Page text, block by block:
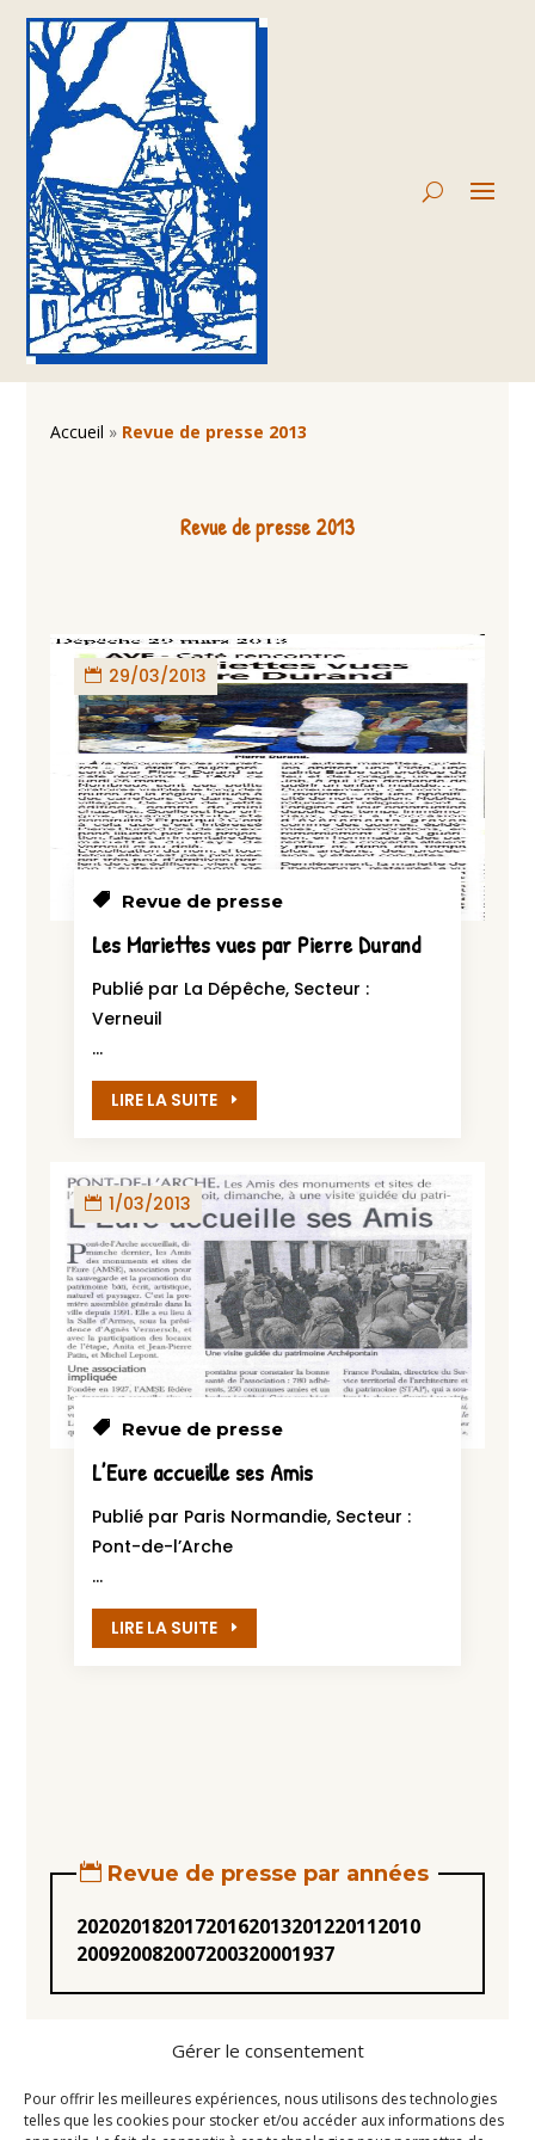
Gérer le consentement
Pour offrir les meilleures expériences, nous utilisons des technologies
telles que les cookies pour stocker et/ou accéder aux informations des
Accueil » Revue de presse 2013
Revue de presse 2013
29/03/2013
Revue de presse
Les Mariettes vues par Pierre Durand
Publié par La Dépêche, Secteur :
Verneuil
...
LIRE LA SUITE
1/03/2013
Revue de presse
L’Eure accueille ses Amis
Publié par Paris Normandie, Secteur :
Pont-de-l’Arche
...
LIRE LA SUITE
Revue de presse par années
20202018201720162013201220112010
200920082007200320001937